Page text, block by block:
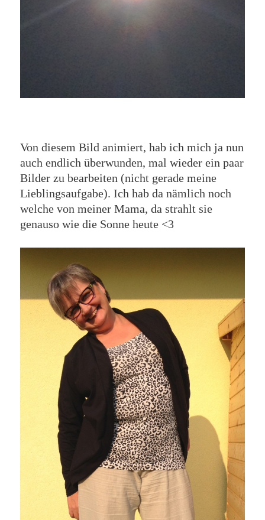
Von diesem Bild animiert, hab ich mich ja nun
auch endlich überwunden, mal wieder ein paar
Bilder zu bearbeiten (nicht gerade meine
Lieblingsaufgabe). Ich hab da nämlich noch
welche von meiner Mama, da strahlt sie
genauso wie die Sonne heute <3